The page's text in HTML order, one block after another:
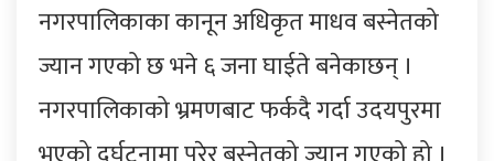
नगरपालिकाका कानून अधिकृत माधव बस्नेतको
ज्यान गएको छ भने ६ जना घाईते बनेकाछन् ।
नगरपालिकाको भ्रमणबाट फर्कदै गर्दा उदयपुरमा